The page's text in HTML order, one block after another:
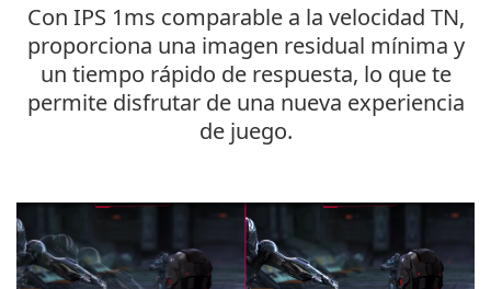
Con IPS 1ms comparable a la velocidad TN,
proporciona una imagen residual mínima y
un tiempo rápido de respuesta, lo que te
permite disfrutar de una nueva experiencia
de juego.